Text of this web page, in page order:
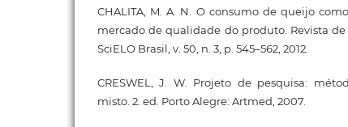
CHALITA, M. A. N. O consumo de queijo
mercado de qualidade do produto. Revista de
SciELO Brasil, v. 50, n. 3, p. 545–562, 2012.
CRESWEL, J. W. Projeto de pesquisa:
misto. 2. ed. Porto Alegre: Artmed, 2007.